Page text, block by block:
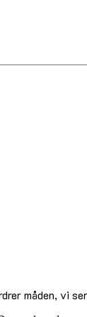
måden, vi